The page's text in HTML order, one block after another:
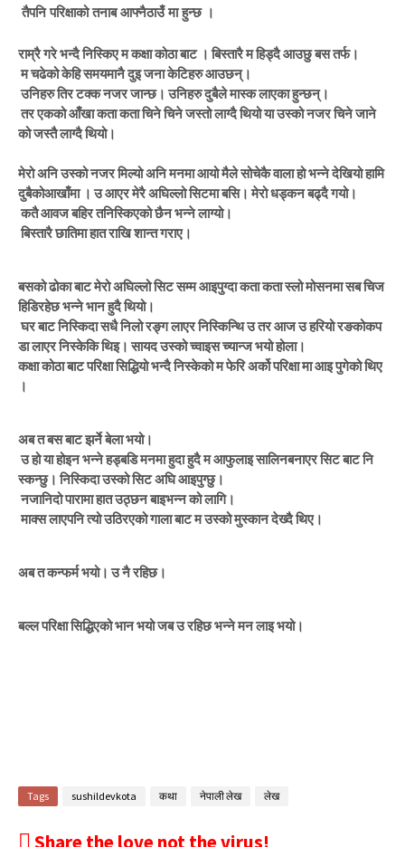
तैपनि परिक्षाको तनाब आफ्नैठाउँ मा हुन्छ ।
राम्रैगरेभन्दैनिस्किएमकक्षाकोठाबाट । बिस्तारैमहिड्दैआउछुबसतर्फ।
मचढेकोकेहिसमयमानैदुइजनाकेटिहरुआउछन्।
उनिहरुतिरटक्कनजरजान्छ। उनिहरुदुबैलेमास्कलाएकाहुन्छन्।
तरएककोआँखाकताकताचिनेचिनेजस्तोलाग्दैथियोयाउस्कोनजरचिनेजाने
कोजस्तैलाग्दैथियो।
मेरोअनिउस्कोनजरमिल्योअनिमनमाआयोमैलेसोचेकैवालाहोभन्नेदेखियोहामि
दुबैकोआखाँमा । उआएरमेरैअघिल्लोसिटमाबसि। मेरोधड्कनबढ्दैगयो।
कतैआवजबहिरतनिस्किएकोछैनभन्नेलाग्यो।
बिस्तारैछातिमाहातराखिशान्तगराए।
बसकोढोकाबाटमेरोअघिल्लोसिटसम्मआइपुग्दाकताकतास्लोमोसनमासबचिज
हिडिरहेछभन्नेभानहुदैथियो।
घरबाटनिस्किदासधैनिलोरङ्गलाएरनिस्किन्थिउतरआजउहरियोरङकोकप
डालाएरनिस्केकिथिइ। सायदउस्कोच्वाइसच्यान्जभयोहोला।
कक्षाकोठाबाटपरिक्षासिद्धियोभन्दैनिस्केकोमफेरिअर्कोपरिक्षामाआइपुगेकोथिए
।
अबतबसबाटझर्नेबेलाभयो।
उहोयाहोइनभन्नेहड्बडिमनमाहुदाहुदैमआफुलाइसालिनबनाएरसिटबाटनि
स्कन्छु। निस्किदाउस्कोसिटअघिआइपुग्छु।
नजानिदोपारामाहातउठ्छनबाइभन्नकोलागि।
माक्सलाएपनित्योउठिरएकोगालाबाटमउस्कोमुस्कानदेख्दैथिए।
अबतकन्फर्मभयो। उनैरहिछ।
बल्लपरिक्षासिद्धिएकोभानभयोजबउरहिछभन्नेमनलाइभयो।
Tags sushildevkota कथा नेपाली लेख लेख
Share the love not the virus!